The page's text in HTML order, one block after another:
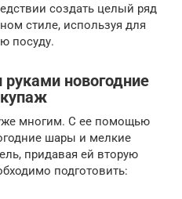
создать целый ряд
стиле, используя для
посуду.
руками новогодние
многим. С ее помощью
шары и мелкие
придавая ей вторую
подготовить: